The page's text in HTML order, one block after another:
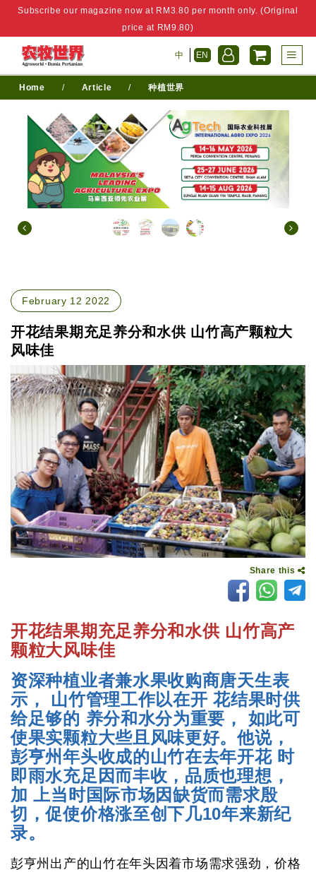
Subscribe our magazine now at RM3.80 per month only. (Original
price at RM9.80)
中 EN
Home / Article / 种植世界
February 12 2022
开花结果期充足养分和水供 山竹高产颗粒大
风味佳
Share this
开花结果期充足养分和水供 山竹高产
颗粒大风味佳
资深种植业者兼水果收购商唐天生表
示， 山竹管理工作以在开 花结果时供
给足够的 养分和水分为重要， 如此可
使果实颗粒大些且风味更好。他说，
彭亨州年头收成的山竹在去年开花 时
即雨水充足因而丰收，品质也理想，
加 上当时国际市场因缺货而需求殷
切，促使价格涨至创下几10年来新纪
录。
彭亨州出产的山竹在年头因着市场需求强劲，价格